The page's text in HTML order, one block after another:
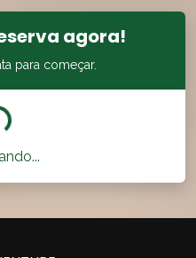
agora!
para começar.